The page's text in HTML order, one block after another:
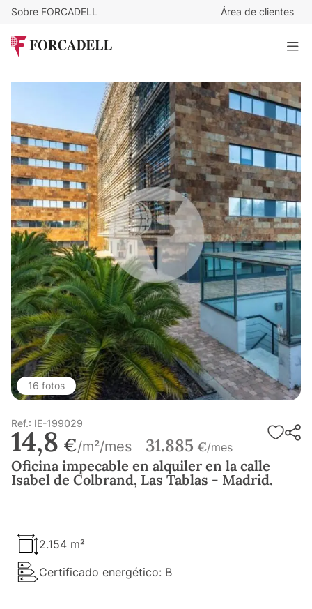
Sobre FORCADELL Área de clientes
Oficina impecable en alquiler en la calle Isabel de Colbrand,
Las Tablas - Madrid.
16 fotos
Ref.: IE-199029
14,8 €/m²/mes 31.885 €/mes
Oficina impecable en alquiler en la calle
Isabel de Colbrand, Las Tablas - Madrid.
2.154 m²
Certificado energético: B